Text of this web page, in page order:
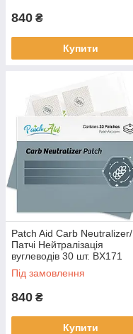
840 ₴
Купити
Patch Aid Carb Neutralizer/
Патчі Нейтралізація
вуглеводів 30 шт. BX171
Під замовлення
840 ₴
Купити